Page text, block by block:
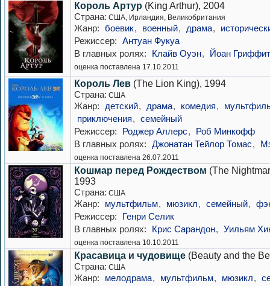
Король Артур (King Arthur), 2004
Страна: США, Ирландия, Великобритания
Жанр: боевик, военный, драма,
Режиссер: Антуан Фукуа
В главных ролях:
Клайв Оуэн, Йоан Гриффит
оценка поставлена 17.10.2011
Король Лев (The Lion King), 1994
Страна: США
Жанр: детский, драма, комедия,
приключения, семейный
Режиссер:
Роджер Аллерс,
Роб Минкофф
В главных ролях: Джонатан Тейлор Томас,
оценка поставлена 26.07.2011
Кошмар перед Рождеством (The
1993
Страна: США
Жанр: мультфильм, мюзикл, семейный,
Режиссер:
Генри Селик
В главных ролях:
Крис Сарандон, Уильям
оценка поставлена 10.10.2011
Красавица и чудовище (Beauty and the
Страна: США
Жанр: мелодрама, мультфильм, мюзикл,